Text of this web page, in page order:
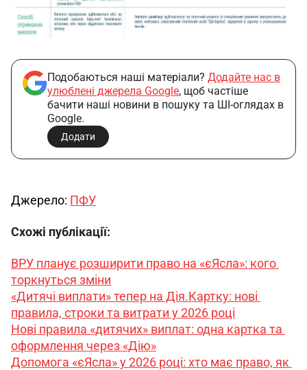
Подобаються наші матеріали? Додайте нас в
улюблені джерела Google, щоб частіше
бачити наші новини в пошуку та ШІ-оглядах в
Google.
Додати
Джерело: ПФУ
Схожі публікації:
ВРУ планує розширити право на «єЯсла»: кого
торкнуться зміни
«Дитячі виплати» тепер на Дія.Картку: нові
правила, строки та витрати у 2026 році
Нові правила «дитячих» виплат: одна картка та
оформлення через «Дію»
Допомога «єЯсла» у 2026 році: хто має право, як